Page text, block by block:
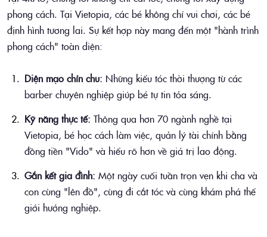
phong cách. Tại Vietopia, các bé không chỉ vui chơi, các bé
định hình tương lai. Sự kết hợp này mang đến một "hành trình
phong cách" toàn diện:
Diện mạo chỉn chu: Những kiểu tóc thời thượng từ các
barber chuyên nghiệp giúp bé tự tin tỏa sáng.
Kỹ năng thực tế: Thông qua hơn 70 ngành nghề tại
Vietopia, bé học cách làm việc, quản lý tài chính bằng
đồng tiền "Vido" và hiểu rõ hơn về giá trị lao động.
Gắn kết gia đình: Một ngày cuối tuần trọn vẹn khi cha và
con cùng "lên đồ", cùng đi cắt tóc và cùng khám phá thế
giới hướng nghiệp.